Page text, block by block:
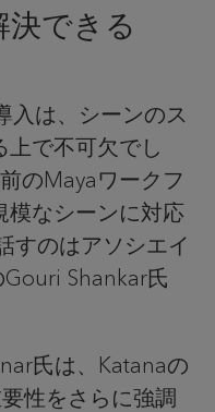
できる
入は、シーンのス
で不可欠でし
のMayaワークフ
模なシーンに対応
すのはアソシエイ
Gouri Shankar氏
氏は、Katanaの
性をさらに強調